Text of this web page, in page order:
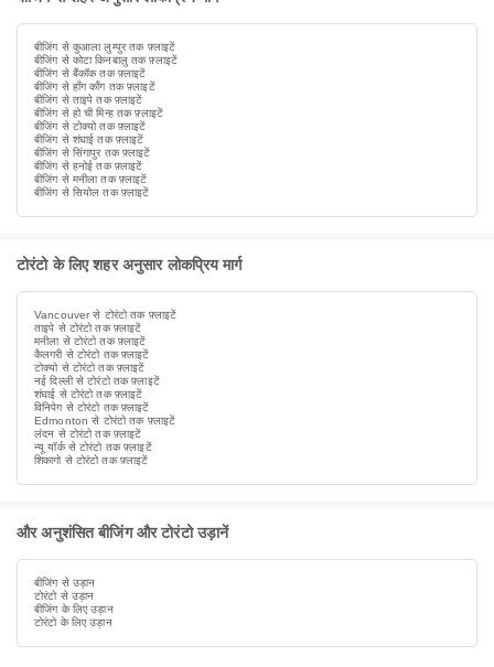
बीजिंग से कुआला लुम्पुर तक फ़्लाइटें
बीजिंग से कोटा किनबालु तक फ़्लाइटें
बीजिंग से बैंकॉक तक फ़्लाइटें
बीजिंग से हाँग काँग तक फ़्लाइटें
बीजिंग से ताइपे तक फ़्लाइटें
बीजिंग से हो ची मिन्ह तक फ़्लाइटें
बीजिंग से टोक्यो तक फ़्लाइटें
बीजिंग से शंघाई तक फ़्लाइटें
बीजिंग से सिंगापुर तक फ़्लाइटें
बीजिंग से हनोई तक फ़्लाइटें
बीजिंग से मनीला तक फ़्लाइटें
बीजिंग से सियोल तक फ़्लाइटें
टोरंटो के लिए शहर अनुसार लोकप्रिय मार्ग
Vancouver से टोरंटो तक फ़्लाइटें
ताइपे से टोरंटो तक फ़्लाइटें
मनीला से टोरंटो तक फ़्लाइटें
कैलगरी से टोरंटो तक फ़्लाइटें
टोक्यो से टोरंटो तक फ़्लाइटें
नई दिल्ली से टोरंटो तक फ़्लाइटें
शंघाई से टोरंटो तक फ़्लाइटें
विनिपेग से टोरंटो तक फ़्लाइटें
Edmonton से टोरंटो तक फ़्लाइटें
लंदन से टोरंटो तक फ़्लाइटें
न्यू यॉर्क से टोरंटो तक फ़्लाइटें
शिकागो से टोरंटो तक फ़्लाइटें
और अनुशंसित बीजिंग और टोरंटो उड़ानें
बीजिंग से उड़ान
टोरंटो से उड़ान
बीजिंग के लिए उड़ान
टोरंटो के लिए उड़ान